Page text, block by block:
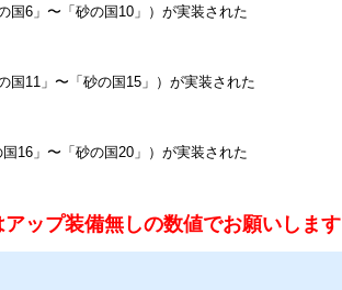
国6」〜「砂の国10」）が実装された
国11」〜「砂の国15」）が実装された
16」〜「砂の国20」）が実装された
ップ装備無しの数値でお願いします